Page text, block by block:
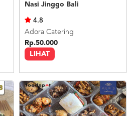
Nasi Jinggo Bali
LIHAT
4.8
Adora Catering
Rp.50.000